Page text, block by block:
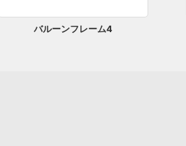
バルーンフレーム4